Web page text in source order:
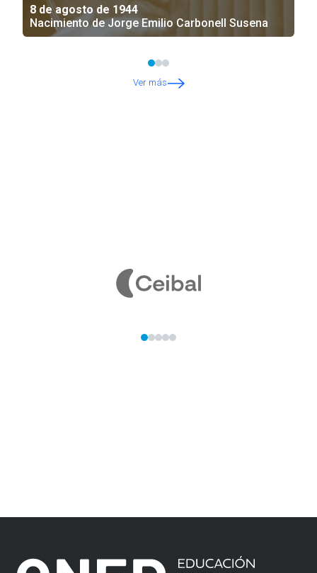
8 de agosto de 1944
Nacimiento de Jorge Emilio Carbonell Susena
Ver más